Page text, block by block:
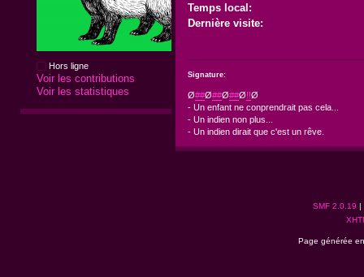
Hors ligne
Voir les contributions
Voir les statistiques
Temps local:
Dernière visite:
Signature:
Ø##Ø##Ø##Ø!!Ø
- Un enfant ne conprendrait pas cela...
- Un indien non plus...
- Un indien dirait que c'est un rêve.
SMF 2.0.19 |
Page générée